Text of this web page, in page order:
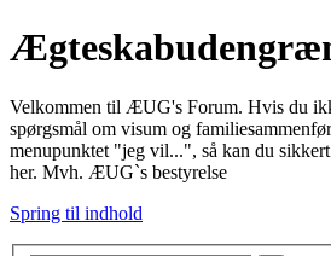
Velkommen til ÆUG's Forum. Hvis du
spørgsmål om visum og
menupunktet "jeg vil...", så kan du
her. Mvh. ÆUG`s bestyrelse
Spring til indhold